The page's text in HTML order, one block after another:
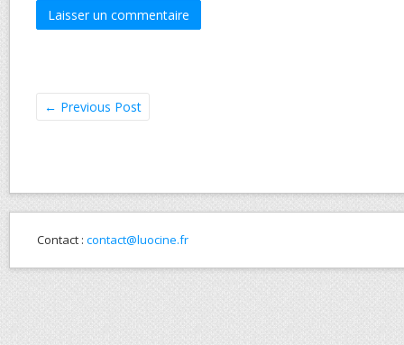
← Previous Post
Contact : contact@luocine.fr